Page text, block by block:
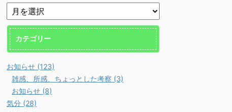
ではなく、むしろ社会の
す。人が一人で生き抜い
のは、至難 ...
♦更新情報を、メールでお届
けします。 Leave Th ...
カテゴリー
お知らせ (123)
雑感、所感、ちょっとした考察 (3)
お知らせ (8)
気分 (28)